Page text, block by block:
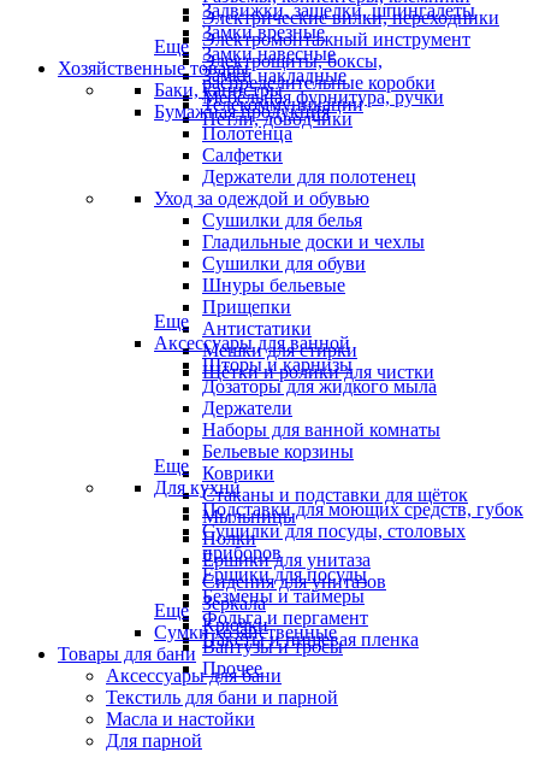
Электрические вилки, переходники
Электромонтажный инструмент
Электрощиты, боксы,
распределительные коробки
Телекоммуникации
Задвижки, защелки, шпингалеты
Замки врезные
Замки навесные
Замки накладные
Мебельная фурнитура, ручки
Петли, доводчики
Еще
Хозяйственные товары
Баки, канистры
Бумажная продукция
Полотенца
Салфетки
Держатели для полотенец
Уход за одеждой и обувью
Сушилки для белья
Гладильные доски и чехлы
Сушилки для обуви
Шнуры бельевые
Прищепки
Антистатики
Мешки для стирки
Щётки и ролики для чистки
Еще
Аксессуары для ванной
Шторы и карнизы
Дозаторы для жидкого мыла
Держатели
Наборы для ванной комнаты
Бельевые корзины
Коврики
Стаканы и подставки для щёток
Мыльницы
Полки
Ёршики для унитаза
Сидения для унитазов
Зеркала
Крючки
Вантузы и тросы
Прочее
Еще
Для кухни
Подставки для моющих средств, губок
Сушилки для посуды, столовых
приборов
Ёршики для посуды
Безмены и таймеры
Фольга и пергамент
Пакеты и пищевая пленка
Еще
Сумки хозяйственные
Товары для бани
Аксессуары для бани
Текстиль для бани и парной
Масла и настойки
Для парной